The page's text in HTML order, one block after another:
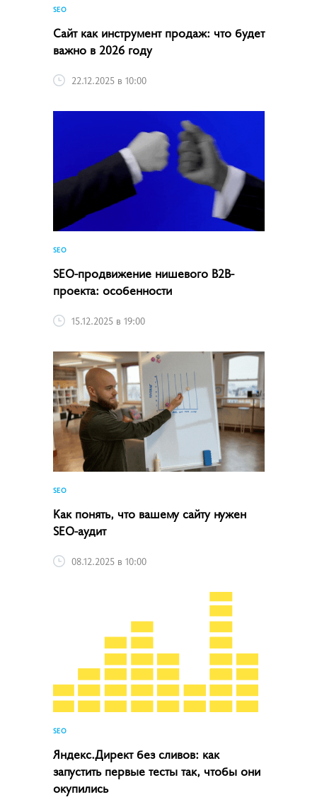
SEO
Сайт как инструмент продаж: что будет
важно в 2026 году
22.12.2025 в 10:00
SEO
SEO-продвижение нишевого B2B-
проекта: особенности
15.12.2025 в 19:00
SEO
Как понять, что вашему сайту нужен
SEO-аудит
08.12.2025 в 10:00
SEO
Яндекс.Директ без сливов: как
запустить первые тесты так, чтобы они
окупились